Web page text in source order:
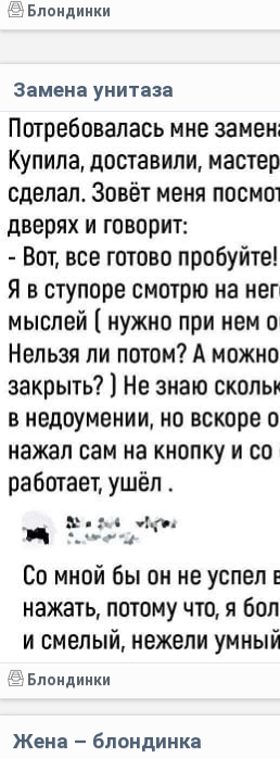
Блондинки
Замена унитаза
Блондинки
Жена – блондинка